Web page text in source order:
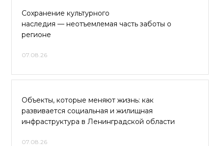
Сохранение культурного
наследия — неотъемлемая часть заботы о
регионе
07.08.26
Объекты, которые меняют жизнь: как
развивается социальная и жилищная
инфраструктура в Ленинградской области
07.08.26